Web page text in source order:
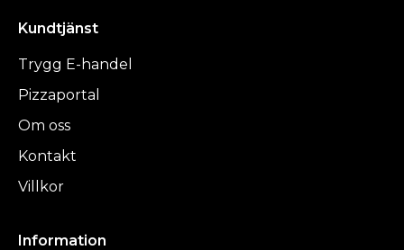
Kundtjänst
Trygg E-handel
Pizzaportal
Om oss
Kontakt
Villkor
Information